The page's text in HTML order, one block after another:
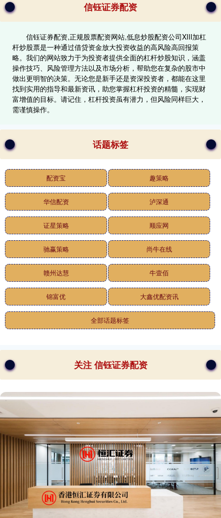
信钰证券配资
信钰证券配资,正规股票配资网站,低息炒股配资公司XIII‌加杠
杆炒股票是一种通过借贷资金放大投资收益的高风险高回报策
略。我们的网站致力于为投资者提供全面的杠杆炒股知识，涵盖
操作技巧、风险管理方法以及市场分析，帮助您在复杂的股市中
做出更明智的决策。无论您是新手还是资深投资者，都能在这里
找到实用的指导和最新资讯，助您掌握杠杆投资的精髓，实现财
富增值的目标。请记住，杠杆投资虽有潜力，但风险同样巨大，
需谨慎操作。
话题标签
配资宝 趣策略
华信配资 泸深通
证星策略 顺应网
驰赢策略 尚牛在线
赣州达慧 牛壹佰
锦富优 大鑫优配资讯
全部话题标签
关注 信钰证券配资